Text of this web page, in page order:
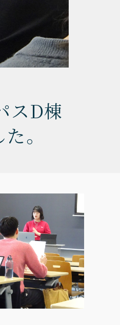
スD棟
。